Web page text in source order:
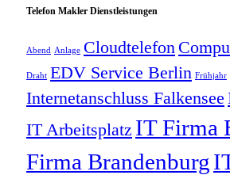
Telefon Makler Dienstleistungen
Abend Anlage Cloudtelefon
Draht EDV Service Berlin Frühjahr
Internetanschluss Falkensee
IT Arbeitsplatz IT Firma
Firma Brandenburg